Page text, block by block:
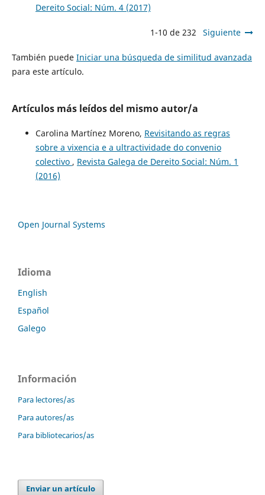
Dereito Social: Núm. 4 (2017)
1-10 de 232 Siguiente
También puede Iniciar una búsqueda de similitud avanzada
para este artículo.
Artículos más leídos del mismo autor/a
Carolina Martínez Moreno, Revisitando as regras
sobre a vixencia e a ultractividade do convenio
colectivo , Revista Galega de Dereito Social: Núm. 1
(2016)
Open Journal Systems
Idioma
English
Español
Galego
Información
Para lectores/as
Para autores/as
Para bibliotecarios/as
Enviar un artículo